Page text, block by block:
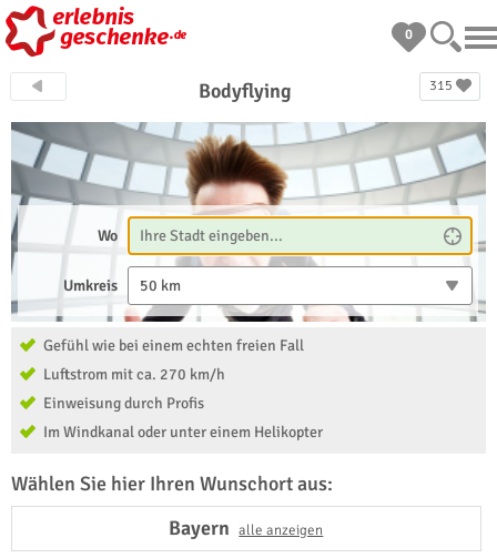
0
315
Bodyflying
Wo
Umkreis 50 km
Gefühl wie bei einem echten freien Fall
Luftstrom mit ca. 270 km/h
Einweisung durch Profis
Im Windkanal oder unter einem Helikopter
Wählen Sie hier Ihren Wunschort aus:
Bayernalle anzeigen